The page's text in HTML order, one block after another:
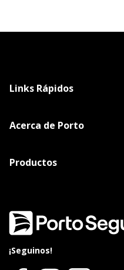
Links Rápidos
Acerca de Porto
Productos
¡Seguinos!